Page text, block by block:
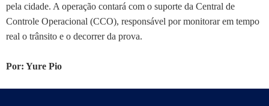
pela cidade. A operação contará com o suporte da Central de
Controle Operacional (CCO), responsável por monitorar em tempo
real o trânsito e o decorrer da prova.
Por: Yure Pio